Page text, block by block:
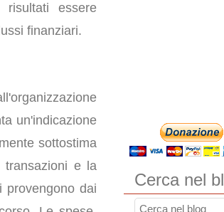
risultati essere
finanziari.
un'indicazione
sottostima
transazioni e la
provengono dai
Cerca nel